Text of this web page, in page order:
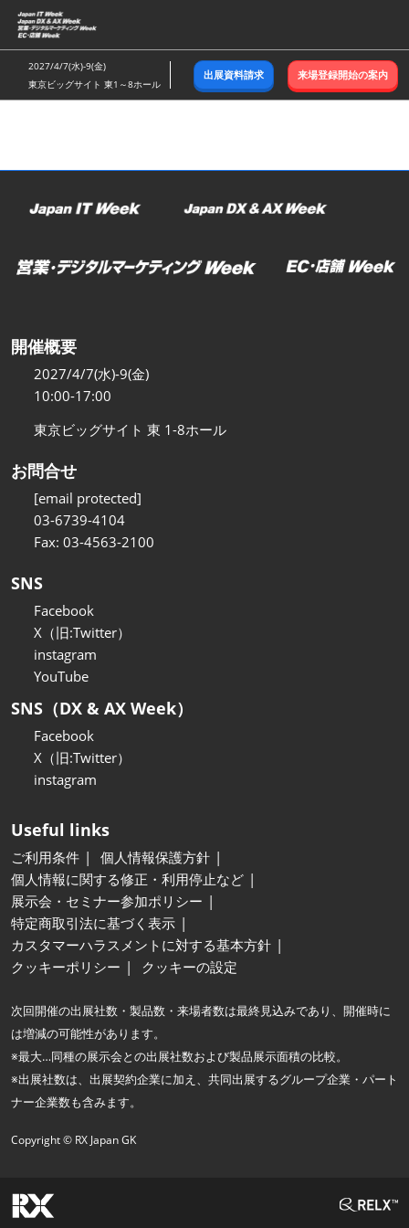
ス
キ
ッ
し
む
2027/4/7(水)-9(金)
東京ビッグサイト 東1～8ホール
出展資料請求 来場登録開始の案内
開催概要
2027/4/7(水)-9(金)
10:00-17:00
東京ビッグサイト 東 1-8ホール
お問合せ
[email protected]
03-6739-4104
Fax: 03-4563-2100
SNS
Facebook
X（旧:Twitter）
instagram
YouTube
SNS（DX & AX Week）
Facebook
X（旧:Twitter）
instagram
Useful links
ご利用条件
個人情報保護方針
個人情報に関する修正・利用停止など
展示会・セミナー参加ポリシー
特定商取引法に基づく表示
カスタマーハラスメントに対する基本方針
クッキーポリシー
クッキーの設定
次回開催の出展社数・製品数・来場者数は最終見込みであり、開催時に
は増減の可能性があります。
※最大…同種の展示会との出展社数および製品展示面積の比較。
※出展社数は、出展契約企業に加え、共同出展するグループ企業・パート
ナー企業数も含みます。
Copyright © RX Japan GK